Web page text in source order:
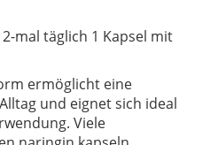
2-mal täglich 1 Kapsel mit
ermöglicht eine
und eignet sich ideal
Viele